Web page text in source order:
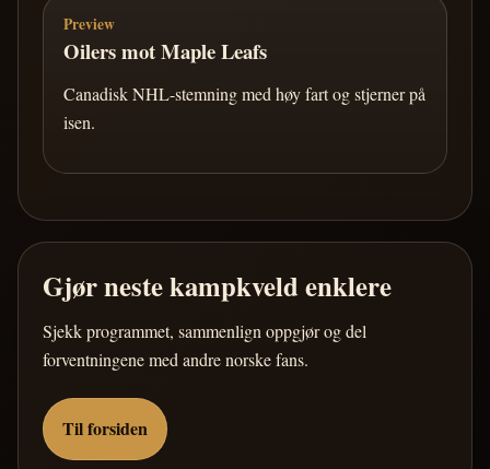
Preview
Oilers mot Maple Leafs
Canadisk NHL-stemning med høy fart og stjerner på
isen.
Gjør neste kampkveld enklere
Sjekk programmet, sammenlign oppgjør og del
forventningene med andre norske fans.
Til forsiden